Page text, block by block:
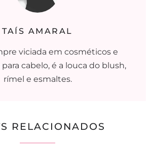
TAÍS AMARAL
viciada em cosméticos e
cabelo, é a louca do blush,
rímel e esmaltes.
RELACIONADOS